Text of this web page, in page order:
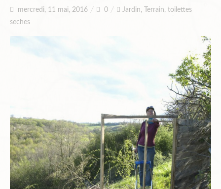
Chantiers en cours et à venir.
Plans et Doc.
PIèces du Permis
mercredi, 11 mai, 2016 0 Jardin, Terrain, toilettes
seches